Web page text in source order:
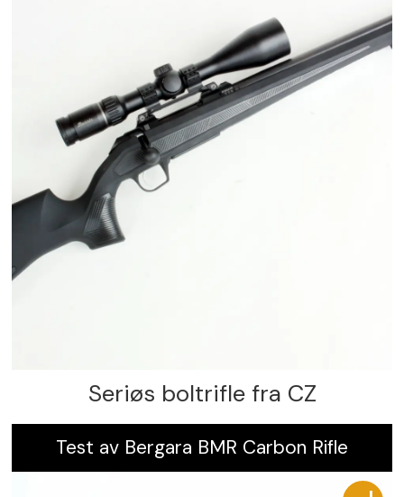
Seriøs boltrifle fra CZ
Test av Bergara BMR Carbon Rifle